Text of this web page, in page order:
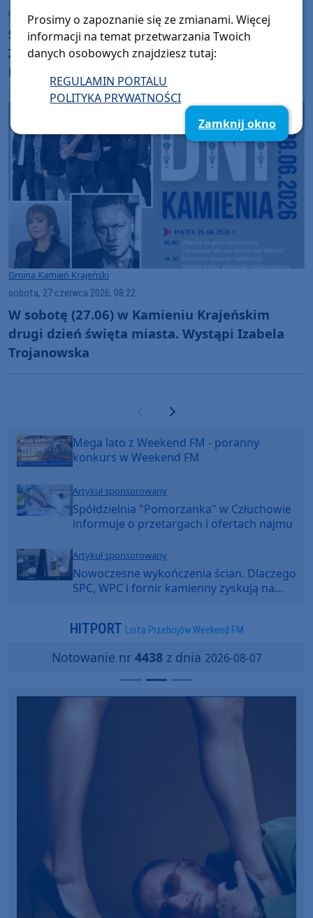
niedziela, 28 czerwca 2026, 08:26
Są pieniądze na budowę ulicy Klasztornej w
Zamartem w gminie Kamień Krajeński.
Pochodzą z listy rezerwowej
Gmina Kamień Krajeński
sobota, 27 czerwca 2026, 08:22
W sobotę (27.06) w Kamieniu Krajeńskim
drugi dzień święta miasta. Wystąpi Izabela
Trojanowska
Poprzednia strona
Następna strona
Mega lato z Weekend FM - poranny
konkurs w Weekend FM
Artykuł sponsorowany
Spółdzielnia "Pomorzanka" w Człuchowie
informuje o przetargach i ofertach najmu
Artykuł sponsorowany
Nowoczesne wykończenia ścian. Dlaczego
SPC, WPC i fornir kamienny zyskują na
HITPORT Lista Przebojów Weekend FM
Notowanie nr 4438z dnia 2026-08-07
Prosimy o zapoznanie się ze zmianami. Więcej
informacji na temat przetwarzania Twoich
danych osobowych znajdziesz tutaj:
REGULAMIN PORTALU
POLITYKA PRYWATNOŚCI
Zamknij okno